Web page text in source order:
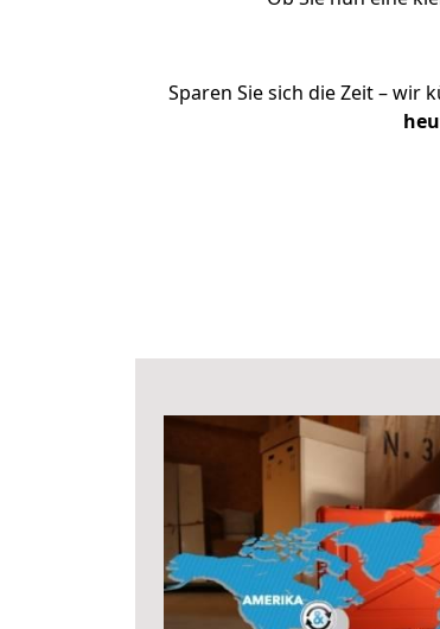
Sparen Sie sich die Zeit – wir